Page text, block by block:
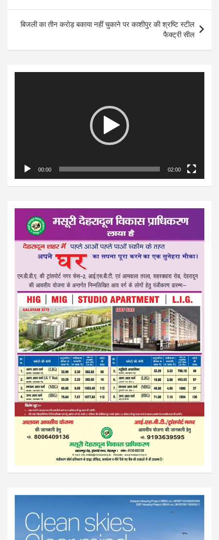
बिजली का तीन करोड़ बकाया नहीं चुकाने पर काशीपुर की श्रष्टि स्टील
फैक्ट्री सील
00:00 02:00